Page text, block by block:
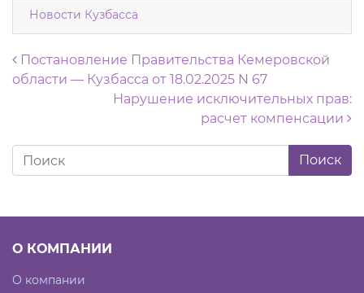
Новости Кузбасса
Навигация по записям
Постановление Правительства Кемеровской
области — Кузбасса от 18.02.2025 N 67
Нарушение исключительных прав:
расчет компенсации
О КОМПАНИИ
О компании